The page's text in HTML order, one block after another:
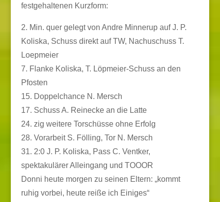
festgehaltenen Kurzform:
2. Min. quer gelegt von Andre Minnerup auf J. P.
Koliska, Schuss direkt auf TW, Nachuschuss T.
Loepmeier
7. Flanke Koliska, T. Löpmeier-Schuss an den
Pfosten
15. Doppelchance N. Mersch
17. Schuss A. Reinecke an die Latte
24. zig weitere Torschüsse ohne Erfolg
28. Vorarbeit S. Fölling, Tor N. Mersch
31. 2:0 J. P. Koliska, Pass C. Ventker,
spektakulärer Alleingang und TOOOR
Donni heute morgen zu seinen Eltern: „kommt
ruhig vorbei, heute reiße ich Einiges“